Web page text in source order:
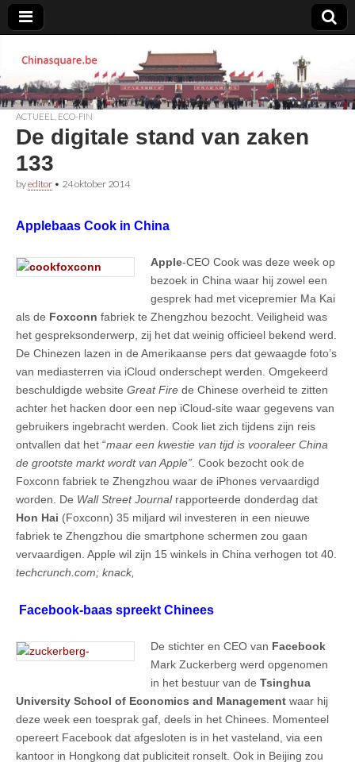
Chinasquare.be
ACTUEEL ECO-FIN
De digitale stand van zaken
133
byeditor • 24 oktober 2014
Applebaas Cook in China
Apple-CEO Cook was deze week op
bezoek in China waar hij zowel een
gesprek had met vicepremier Ma Kai
als de Foxconn fabriek te Zhengzhou bezocht. Veiligheid was
het gespreksonderwerp, zij het dat weinig officieel bekend werd.
De Chinezen lazen in de Amerikaanse pers dat gewaagde foto’s
van mediasterren via iCloud onderschept werden. Omgekeerd
beschuldigde website Great Fire de Chinese overheid te zitten
achter het hacken door een nep iCloud-site waar gegevens van
gebruikers ingebracht werden. Cook liet zich tijdens zijn reis
ontvallen dat het “maar een kwestie van tijd is vooraleer China
de grootste markt wordt van Apple”. Cook bezocht ook de
Foxconn fabriek te Zhengzhou waar de iPhones vervaardigd
worden. De Wall Street Journalrapporteerde donderdag dat
Hon Hai (Foxconn) 35 miljard wil investeren in een nieuwe
fabriek te Zhengzhou die smartphone schermen zou gaan
vervaardigen. Apple wil zijn 15 winkels in China verhogen tot 40.
techcrunch.com; knack,
Facebook-baas spreekt Chinees
De stichter en CEO van Facebook
Mark Zuckerberg werd opgenomen
in het bestuur van de Tsinghua
University School of Economics and Management waar hij
deze week een toesprak gaf, deels in het Chinees. Momenteel
opereert Facebook dat afgesloten is in het vasteland, via een
kantoor in Hongkong dat publiciteit ronselt. Ook in Beijing zou